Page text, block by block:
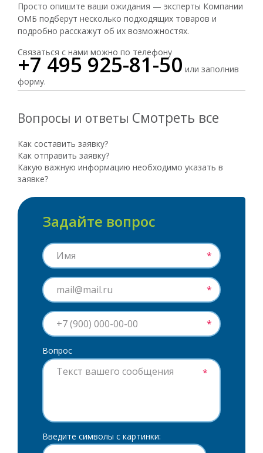
Просто опишите ваши ожидания — эксперты Компании
ОМБ подберут несколько подходящих товаров и
подробно расскажут об их возможностях.
Связаться с нами можно по телефону
+7 495 925-81-50 или заполнив
форму.
Вопросы и ответы Смотреть все
Как составить заявку?
Как отправить заявку?
Какую важную информацию необходимо указать в
заявке?
Задайте вопрос
*
*
*
Вопрос
*
Введите символы с картинки: